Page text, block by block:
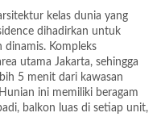
kelas dunia yang
dihadirkan untuk
dinamis. Kompleks
utama Jakarta, sehingga
5 menit dari kawasan
ini memiliki beragam
balkon luas di setiap unit,